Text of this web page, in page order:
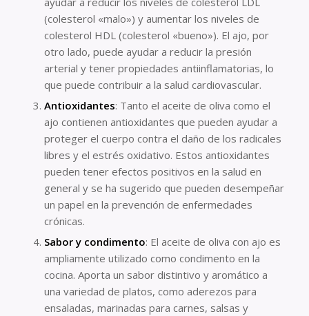
(colesterol «malo») y aumentar los niveles de
colesterol HDL (colesterol «bueno»). El ajo, por
otro lado, puede ayudar a reducir la presión
arterial y tener propiedades antiinflamatorias, lo
que puede contribuir a la salud cardiovascular.
Antioxidantes: Tanto el aceite de oliva como el
ajo contienen antioxidantes que pueden ayudar a
proteger el cuerpo contra el daño de los radicales
libres y el estrés oxidativo. Estos antioxidantes
pueden tener efectos positivos en la salud en
general y se ha sugerido que pueden desempeñar
un papel en la prevención de enfermedades
crónicas.
Sabor y condimento: El aceite de oliva con ajo es
ampliamente utilizado como condimento en la
cocina. Aporta un sabor distintivo y aromático a
una variedad de platos, como aderezos para
ensaladas, marinadas para carnes, salsas y